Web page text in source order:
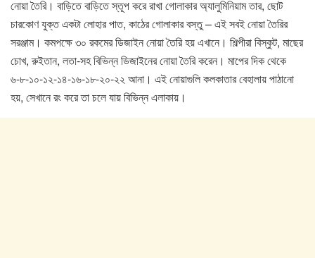
নোয়া তৈরি। বাড়িতে বাড়িতে স্তূপ করে রাখা গোলাকার অ্যালুমিনিয়াম তার, ছোট
চারকোণ যুক্ত একটা লোহার পাত, কাঠের গোলাকার বস্তু – এই সবই নোয়া তৈরির
সরঞ্জাম। কমপক্ষে ৩০ রকমের ডিজাইন নোয়া তৈরি হয় এখানে। শিল্পীরা বিস্কুট, মাছের
চোখ, রুইতান, লতা-সহ বিভিন্ন ডিজাইনের নোয়া তৈরি করেন। মাপের দিক থেকে
৬-৮-১০-১২-১৪-১৬-১৮-২০-২২ আনা। এই নোয়াগুলি কলকাতার বেহালায় পাঠানো
হয়, সেখানে রং করে তা চলে যায় বিভিন্ন এলাকায়।